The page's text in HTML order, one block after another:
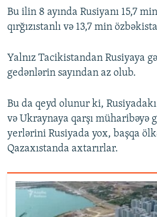
720p
Bu ilin 8 ayında Rusiyanı 15,7
qırğızıstanlı və 13,7 min
Yalnız Tacikistandan Rusiyaya
gedənlərin sayından az olub.
Bu da qeyd olunur ki,
və Ukraynaya qarşı müharibəyə
yerlərini Rusiyada yox, başqa
Qazaxıstanda axtarırlar.